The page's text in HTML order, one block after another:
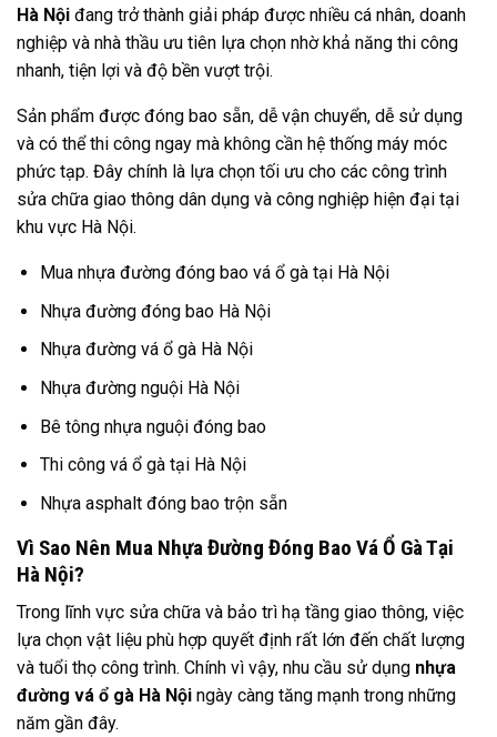
Hà Nội đang trở thành giải pháp được nhiều cá nhân, doanh
nghiệp và nhà thầu ưu tiên lựa chọn nhờ khả năng thi công
nhanh, tiện lợi và độ bền vượt trội.
Sản phẩm được đóng bao sẵn, dễ vận chuyển, dễ sử dụng
và có thể thi công ngay mà không cần hệ thống máy móc
phức tạp. Đây chính là lựa chọn tối ưu cho các công trình
sửa chữa giao thông dân dụng và công nghiệp hiện đại tại
khu vực Hà Nội.
Mua nhựa đường đóng bao vá ổ gà tại Hà Nội
Nhựa đường đóng bao Hà Nội
Nhựa đường vá ổ gà Hà Nội
Nhựa đường nguội Hà Nội
Bê tông nhựa nguội đóng bao
Thi công vá ổ gà tại Hà Nội
Nhựa asphalt đóng bao trộn sẵn
Vì Sao Nên Mua Nhựa Đường Đóng Bao Vá Ổ Gà Tại
Hà Nội?
Trong lĩnh vực sửa chữa và bảo trì hạ tầng giao thông, việc
lựa chọn vật liệu phù hợp quyết định rất lớn đến chất lượng
và tuổi thọ công trình. Chính vì vậy, nhu cầu sử dụng nhựa
đường vá ổ gà Hà Nội ngày càng tăng mạnh trong những
năm gần đây.